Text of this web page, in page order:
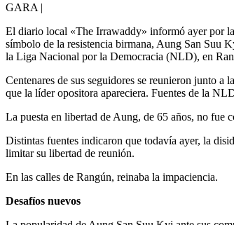
GARA |
El diario local «The Irrawaddy» informó ayer por
símbolo de la resistencia birmana, Aung San Suu
la Liga Nacional por la Democracia (NLD), en
Centenares de sus seguidores se reunieron junto
que la líder opositora apareciera. Fuentes de la
La puesta en libertad de Aung, de 65 años, no fue
Distintas fuentes indicaron que todavía ayer, la
limitar su libertad de reunión.
En las calles de Rangún, reinaba la impaciencia.
Desafíos nuevos